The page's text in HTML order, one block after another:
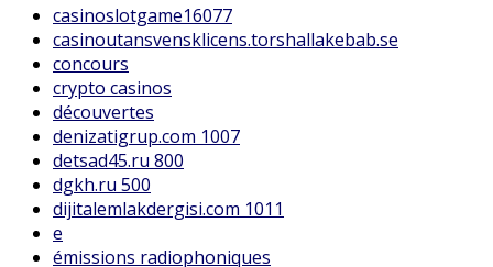
casinoslotgame16077
casinoutansvensklicens.torshallakebab.se
concours
crypto casinos
découvertes
denizatigrup.com 1007
detsad45.ru 800
dgkh.ru 500
dijitalemlakdergisi.com 1011
e
émissions radiophoniques